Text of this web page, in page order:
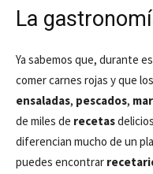
La
Ya sabemos que, durante
comer carnes rojas y que
ensaladas, pescados,
de miles de recetas
diferencian mucho de un
puedes encontrar